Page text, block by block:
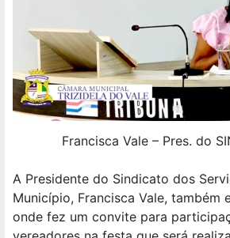
Francisca Vale – Pres. do
A Presidente do Sindicato dos
Município, Francisca Vale, também
onde fez um convite para